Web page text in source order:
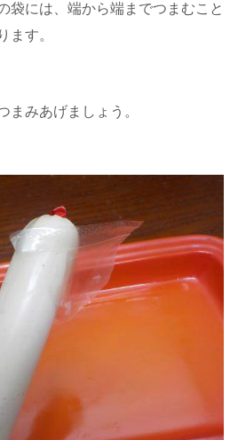
袋には、端から端までつまむこと
ます。
まみあげましょう。